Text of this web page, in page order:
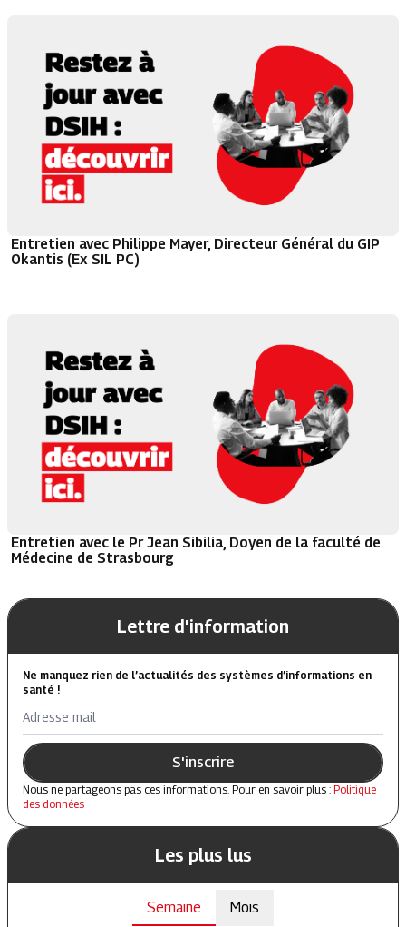
Entretien avec Philippe Mayer, Directeur Général du GIP
Okantis (Ex SIL PC)
Entretien avec le Pr Jean Sibilia, Doyen de la faculté de
Médecine de Strasbourg
Lettre d'information
Ne manquez rien de l’actualités des systèmes d’informations en
santé !
Adresse mail
S'inscrire
Nous ne partageons pas ces informations. Pour en savoir plus : Politique
des données
Les plus lus
Semaine Mois